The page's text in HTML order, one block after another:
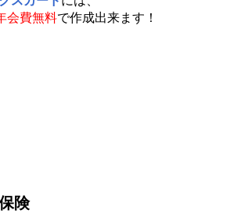
会費無料で作成出来ます！
険